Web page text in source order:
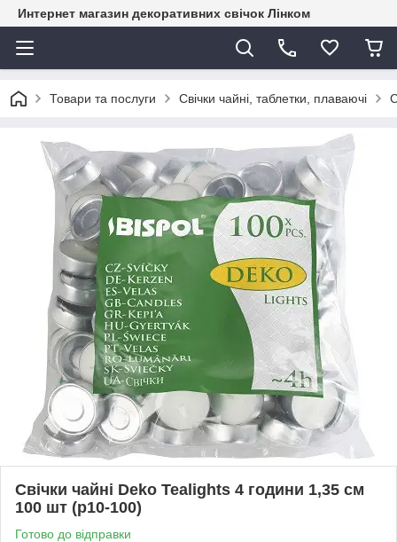
Интернет магазин декоративних свічок Лінком
Товари та послуги Свічки чайні, таблетки, плаваючі
Свічки чайні Deko Tealights 4 години 1,35 см
100 шт (p10-100)
Готово до відправки